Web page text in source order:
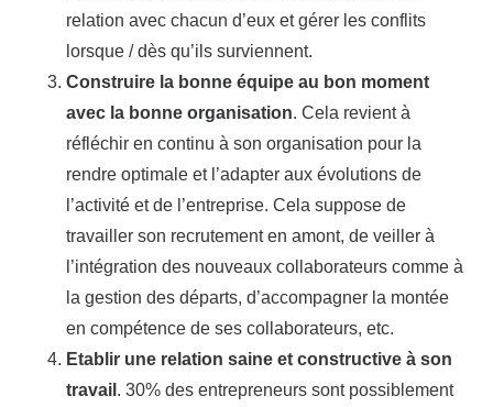
relation avec chacun d’eux et gérer les conflits
lorsque / dès qu’ils surviennent.
Construire la bonne équipe au bon moment
avec la bonne organisation. Cela revient à
réfléchir en continu à son organisation pour la
rendre optimale et l’adapter aux évolutions de
l’activité et de l’entreprise. Cela suppose de
travailler son recrutement en amont, de veiller à
l’intégration des nouveaux collaborateurs comme à
la gestion des départs, d’accompagner la montée
en compétence de ses collaborateurs, etc.
Etablir une relation saine et constructive à son
travail . 30% des entrepreneurs sont possiblement